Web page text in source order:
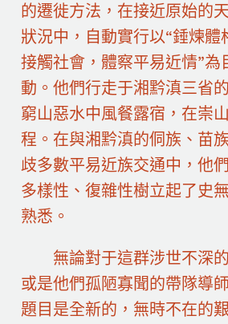
的遷徙方法，在接近原始的
狀況中，自動實行以“錘煉體
接觸社會，體察平易近情”為
動。他們行走于湘黔滇三省
窮山惡水中風餐露宿，在崇
程。在與湘黔滇的侗族、苗
歧多數平易近族交通中，他
多樣性、復雜性樹立起了史
熟悉。
無論對于這群涉世不深
或是他們孤陋寡聞的帶隊導
題目是全新的，無時不在的